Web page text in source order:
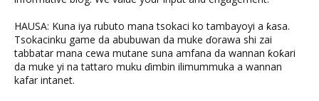
HAUSA: Kuna iya rubuto mana tsokaci ko tambayoyi a ƙasa.
Tsokacinku game da abubuwan da muke ɗorawa shi zai
tabbatar mana cewa mutane suna amfana da wannan ƙoƙari
da muke yi na tattaro muku ɗimbin ilimummuka a wannan
kafar intanet.